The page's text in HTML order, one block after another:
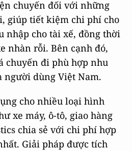
chuyến đối với những
giúp tiết kiệm chi phí cho
nhập cho tài xế, đồng thời
nhàn rỗi. Bên cạnh đó,
chuyến đi phù hợp nhu
người dùng Việt Nam.
cho nhiều loại hình
xe máy, ô-tô, giao hàng
chia sẻ với chi phí hợp
Giải pháp được tích